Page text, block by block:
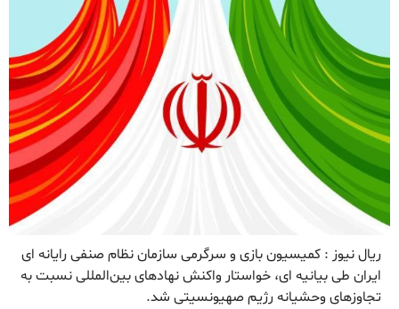
ریال نیوز : کمیسیون بازی و سرگرمی سازمان نظام صنفی رایانه ای
ایران طی بیانیه ای، خواستار واکنش نهادهای بین‌المللی نسبت به
تجاوزهای وحشیانه‌ رژیم صهیونسیتی شد.